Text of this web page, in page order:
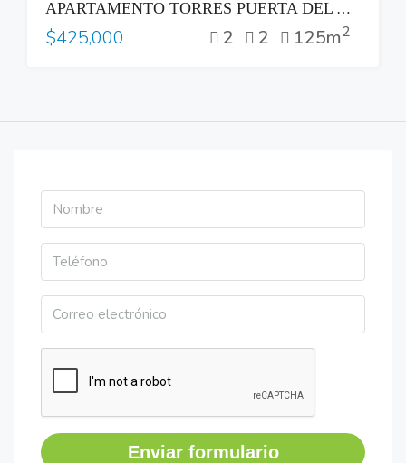
APARTAMENTO TORRES PUERTA DEL ALMA SAN SALVADOR VENTA
$425,000 2 2 125m2
Enviar formulario